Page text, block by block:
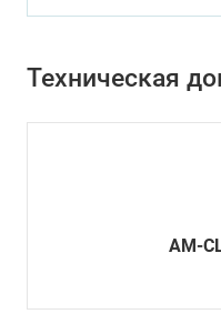
Техническая
AM-